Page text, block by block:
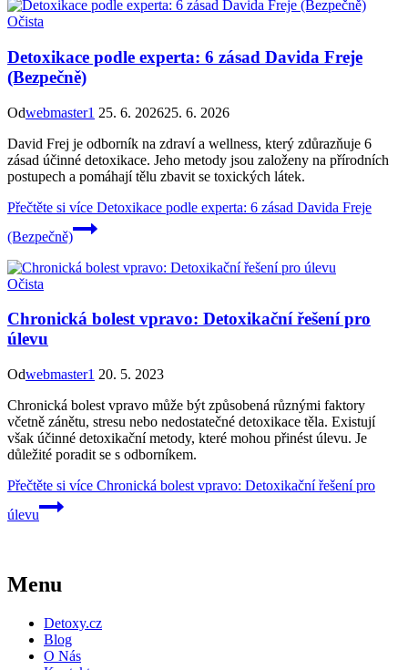
Očista
Detoxikace podle experta: 6 zásad Davida Freje
(Bezpečně)
Odwebmaster1 25. 6. 202625. 6. 2026
David Frej je odborník na zdraví a wellness, který zdůrazňuje 6
zásad účinné detoxikace. Jeho metody jsou založeny na přírodních
postupech a pomáhají tělu zbavit se toxických látek.
Přečtěte si více Detoxikace podle experta: 6 zásad Davida Freje
(Bezpečně)
Očista
Chronická bolest vpravo: Detoxikační řešení pro
úlevu
Odwebmaster1 20. 5. 2023
Chronická bolest vpravo může být způsobená různými faktory
včetně zánětu, stresu nebo nedostatečné detoxikace těla. Existují
však účinné detoxikační metody, které mohou přinést úlevu. Je
důležité poradit se s odborníkem.
Přečtěte si více Chronická bolest vpravo: Detoxikační řešení pro
úlevu
Menu
Detoxy.cz
Blog
O Nás